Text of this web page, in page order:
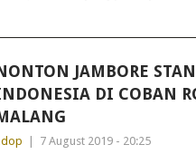
JAMBORE
DI COBAN
7 August 2019 - 20:25